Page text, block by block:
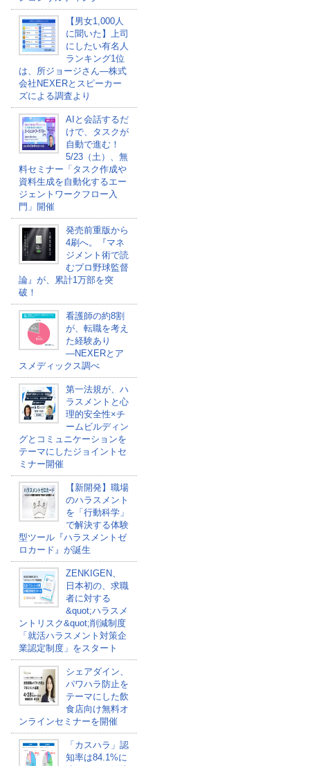
【男女1,000人
に聞いた】上司
にしたい有名人
ランキング1位
は、所ジョージさん―株式
会社NEXERとスピーカー
ズによる調査より
AIと会話するだ
けで、タスクが
自動で進む！
5/23（土）、無
料セミナー「タスク作成や
資料生成を自動化するエー
ジェントワークフロー入
門」開催
発売前重版から
4刷へ。『マネ
ジメント術で読
むプロ野球監督
論』が、累計1万部を突
破！
看護師の約8割
が、転職を考え
た経験あり
―NEXERとア
スメディックス調べ
第一法規が、ハ
ラスメントと心
理的安全性×チ
ームビルディン
グとコミュニケーションを
テーマにしたジョイントセ
ミナー開催
【新開発】職場
のハラスメント
を「行動科学」
で解決する体験
型ツール『ハラスメントゼ
ロカード』が誕生
ZENKIGEN、
日本初の、求職
者に対する
&quot;ハラスメ
ントリスク&quot;削減制度
「就活ハラスメント対策企
業認定制度」をスタート
シェアダイン、
パワハラ防止を
テーマにした飲
食店向け無料オ
ンラインセミナーを開催
「カスハラ」認
知率は84.1%に